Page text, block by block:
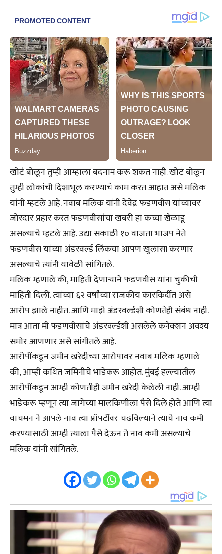
खोटं बोलून तुम्ही आम्हाला बदनाम करू शकत नाही, खोटं बोलून
तुम्ही लोकांची दिशाभूल करण्याचे काम करत आहात असे मलिक
यांनी म्हटले आहे. नवाब मलिक यांनी देवेंद्र फडणवीस यांच्यावर
जोरदार प्रहार करत फडणवीसांचा खबरी हा कच्चा खेळाडू
असल्याचे म्हटले आहे. उद्या सकाळी १० वाजता भाजप नेते
फडणवीस यांच्या अंडरवर्ल्ड लिंकचा आपण खुलासा करणार
असल्याचे त्यांनी यावेळी सांगितले.
मलिक म्हणाले की, माहिती देणाऱ्याने फडणवीस यांना चुकीची
माहिती दिली. त्यांच्या ६२ वर्षांच्या राजकीय कारकिर्दीत असे
आरोप झाले नाहीत. आणि माझे अंडरवर्ल्डशी कोणतेही संबंध नाही.
मात्र आता मी फडणवीसांचे अंडरवर्ल्डशी असलेले कनेक्शन अवश्य
समोर आणणार असे सांगीतले आहे.
आरोपींकडून जमीन खरेदीच्या आरोपावर नवाब मलिक म्हणाले
की, आम्ही कथित जमिनीचे भाडेकरू आहोत. मुंबई हल्ल्यातील
आरोपींकडून आम्ही कोणतीही जमीन खरेदी केलेली नाही. आम्ही
भाडेकरू म्हणून त्या जागेच्या मालकिणीला पैसे दिले होते आणि त्या
वाचमन ने आपले नाव त्या प्रॉपर्टीवर चढविल्याने त्याचे नाव कमी
करण्यासाठी आम्ही त्याला पैसे देऊन ते नाव कमी असल्याचे
मलिक यांनी सांगितले.